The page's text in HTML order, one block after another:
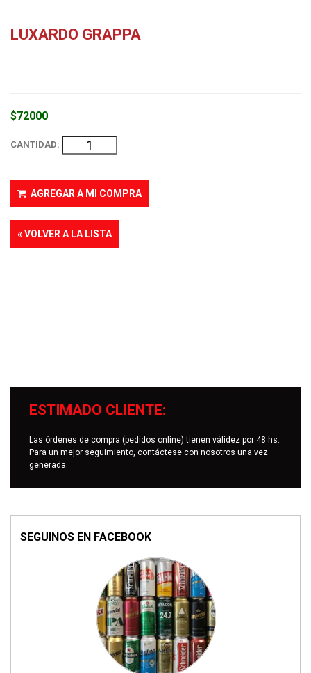
LUXARDO GRAPPA
$72000
CANTIDAD:
AGREGAR A MI COMPRA
« VOLVER A LA LISTA
ESTIMADO CLIENTE:
Las órdenes de compra (pedidos online) tienen válidez por 48 hs.
Para un mejor seguimiento, contáctese con nosotros una vez
generada.
SEGUINOS EN FACEBOOK